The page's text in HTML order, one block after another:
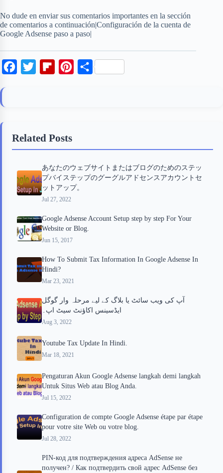
No dude en enviar sus comentarios importantes en la sección
de comentarios a continuación|Configuración de la cuenta de
Google Adsense paso a paso|
o
k
e
o
r
d
s
t
S
Related Posts
あなたのウェブサイトまたはブログのためのステッ
プバイステップのグーグルアドセンスアカウントセ
ットアップ。
Jul 27, 2022
Google Adsense Account Setup step by step For Your
Website or Blog.
Jun 15, 2017
How To Submit Tax Information In Google Adsense In
Hindi?
Mar 23, 2021
آپ کی ویب سائٹ یا بلاگ کے لیے مرحلہ وار گوگل
ایڈسینس اکاؤنٹ سیٹ اپ۔
Aug 3, 2022
Youtube Tax Update In Hindi.
Mar 18, 2021
Pengaturan Akun Google Adsense langkah demi langkah
Untuk Situs Web atau Blog Anda.
Jul 15, 2022
Configuration de compte Google Adsense étape par étape
pour votre site Web ou votre blog.
Jul 28, 2022
PIN-код для подтверждения адреса AdSense не
получен? / Как подтвердить свой адрес AdSense без